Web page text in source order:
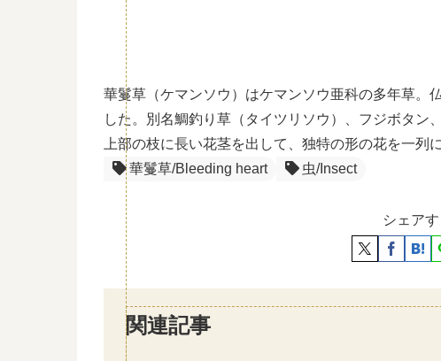
華鬘草（ケマンソウ）はケマンソウ亜科の多年草。
した。別名鯛釣り草（タイツリソウ）、フジボタン
上部の枝に長い花茎を出して、独特の形の花を一列
華鬘草/Bleeding heart
虫/Insect
シェアす
関連記事